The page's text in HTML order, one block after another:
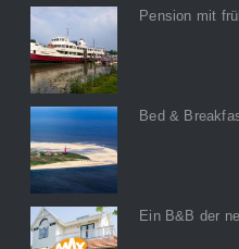
Pension mit
Bed &
Ein B&B der